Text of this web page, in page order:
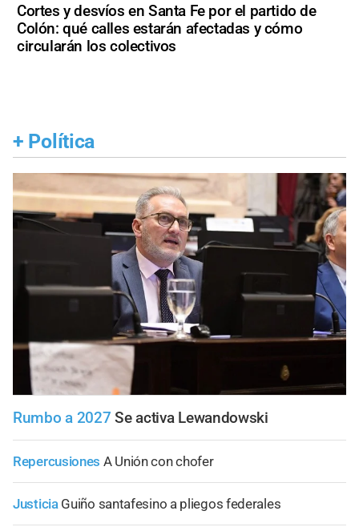
Cortes y desvíos en Santa Fe por el partido de
Colón: qué calles estarán afectadas y cómo
circularán los colectivos
+ Política
Rumbo a 2027 Se activa Lewandowski
Repercusiones A Unión con chofer
Justicia Guiño santafesino a pliegos federales